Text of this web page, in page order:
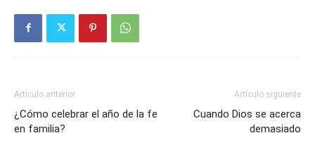
Artículo anterior
¿Cómo celebrar el año de la fe
en familia?
Artículo siguiente
Cuando Dios se acerca
demasiado